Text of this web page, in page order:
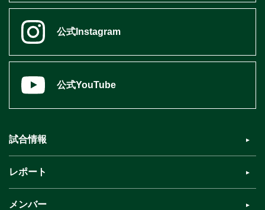
公式Instagram
公式YouTube
試合情報
レポート
メンバー